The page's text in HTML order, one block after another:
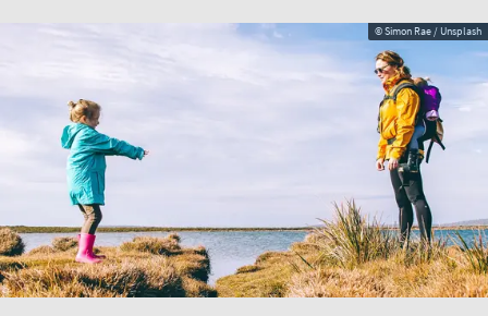
© Simon Rae / Unsplash